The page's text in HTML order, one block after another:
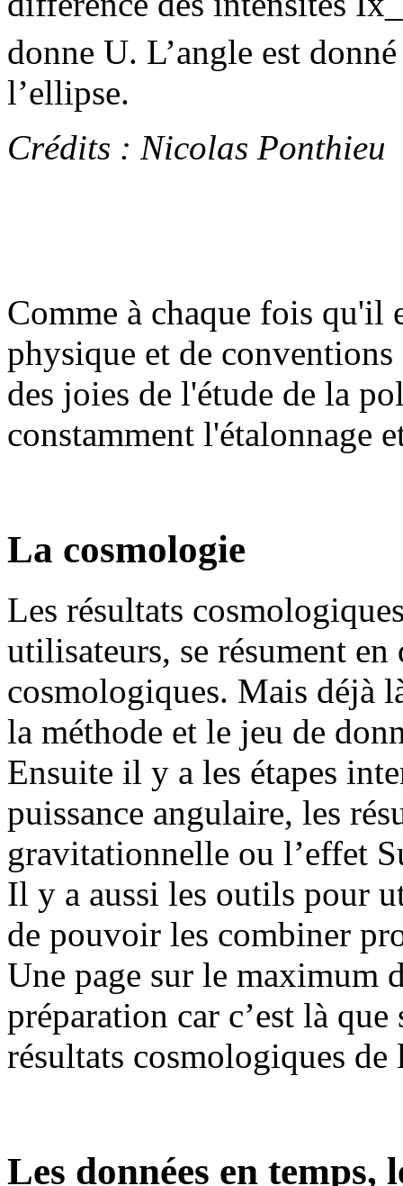
donne U. L’angle est
l’ellipse.
Crédits : Nicolas Ponthieu
Comme à chaque fois qu'il
physique et de
des joies de l'étude de la
constamment l'étalonnage
La cosmologie
Les résultats
utilisateurs, se résument en
cosmologiques. Mais déjà
la méthode et le jeu de
Ensuite il y a les étapes
puissance angulaire, les
gravitationnelle ou l’effet
Il y a aussi les outils pour
de pouvoir les combiner
Une page sur le maximum
préparation car c’est là
résultats cosmologiques de
Les données en